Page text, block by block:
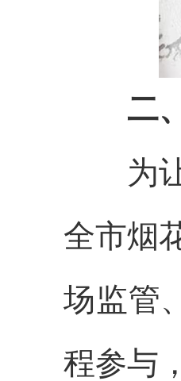
二
为让
全市烟
场监管
程参与